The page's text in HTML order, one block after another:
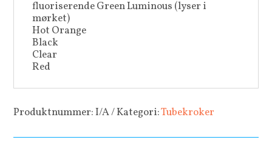
fluoriserende Green Luminous (lyser i
mørket)
Hot Orange
Black
Clear
Red
Produktnummer:I/A Kategori:Tubekroker